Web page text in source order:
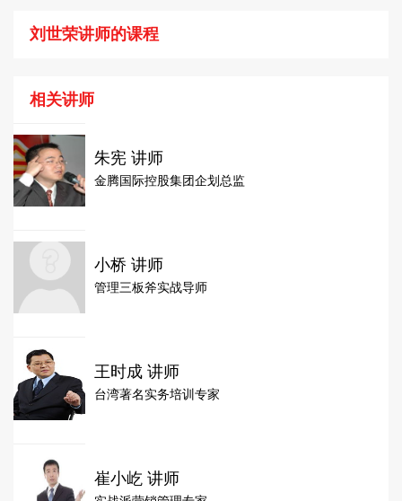
刘世荣讲师的课程
相关讲师
朱宪 讲师
金腾国际控股集团企划总监
小桥 讲师
管理三板斧实战导师
王时成 讲师
台湾著名实务培训专家
崔小屹 讲师